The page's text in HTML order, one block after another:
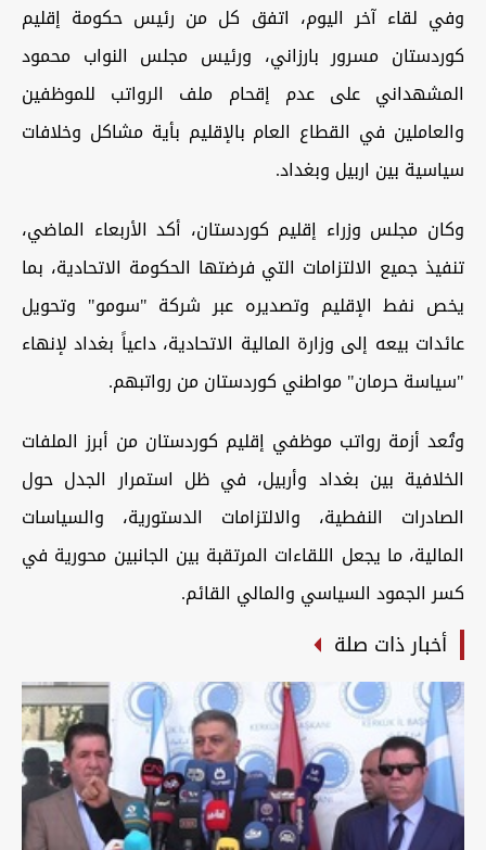
وفي لقاء آخر اليوم، اتفق كل من رئيس حكومة إقليم
كوردستان مسرور بارزاني، ورئيس مجلس النواب محمود
المشهداني على عدم إقحام ملف الرواتب للموظفين
والعاملين في القطاع العام بالإقليم بأية مشاكل وخلافات
سياسية بين اربيل وبغداد.
وكان مجلس وزراء إقليم كوردستان، أكد الأربعاء الماضي،
تنفيذ جميع الالتزامات التي فرضتها الحكومة الاتحادية، بما
يخص نفط الإقليم وتصديره عبر شركة "سومو" وتحويل
عائدات بيعه إلى وزارة المالية الاتحادية، داعياً بغداد لإنهاء
"سياسة حرمان" مواطني كوردستان من رواتبهم.
وتُعد أزمة رواتب موظفي إقليم كوردستان من أبرز الملفات
الخلافية بين بغداد وأربيل، في ظل استمرار الجدل حول
الصادرات النفطية، والالتزامات الدستورية، والسياسات
المالية، ما يجعل اللقاءات المرتقبة بين الجانبين محورية في
كسر الجمود السياسي والمالي القائم.
أخبار ذات صلة